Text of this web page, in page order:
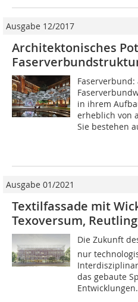
Ausgabe 12/2017
Architektonisches
in ihrem
erheblich von
Sie bestehen
Ausgabe 01/2021
Textilfassade mit
Texoversum,
Die Zukunft
nur
das gebaute